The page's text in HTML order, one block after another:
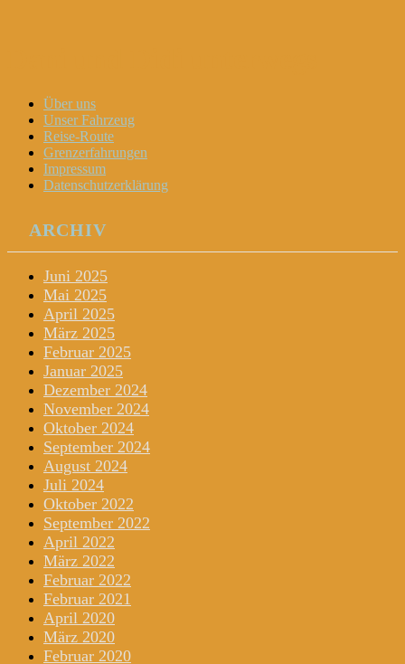
Menu
Widgets
Search
Skip
content
Über uns
Unser Fahrzeug
Reise-Route
Grenzerfahrungen
Impressum
Datenschutzerklärung
ARCHIV
Juni 2025
Mai 2025
April 2025
März 2025
Februar 2025
Januar 2025
Dezember 2024
November 2024
Oktober 2024
September 2024
August 2024
Juli 2024
Oktober 2022
September 2022
April 2022
März 2022
Februar 2022
Februar 2021
April 2020
März 2020
Februar 2020